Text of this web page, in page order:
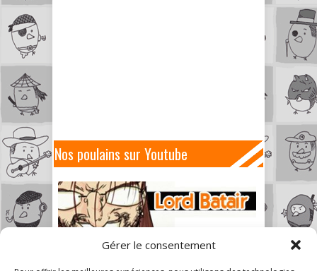
Gérer le consentement
Nos poulains sur Youtube